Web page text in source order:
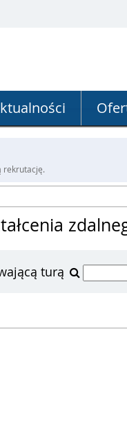
rekrutację.
turą